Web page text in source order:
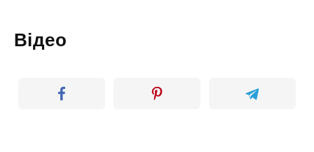
Відео